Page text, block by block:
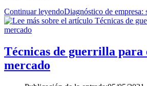
Continuar leyendoDiagnóstico de empresa:
Técnicas de guerrilla para
mercado